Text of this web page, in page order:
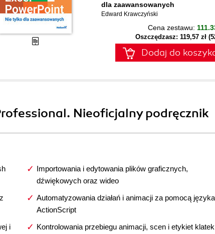
dla zaawansowanych
Edward Krawczyński
Cena zestawu:
Oszczędzasz: 119,57 zł
Dodaj do
Nieoficjalny podręcznik
i
Importowania i edytowania plików graficznych,
dźwiękowych oraz wideo
Automatyzowania działań i animacji za pomocą języka
ActionScript
Kontrolowania przebiegu animacji, scen i etykiet klatek